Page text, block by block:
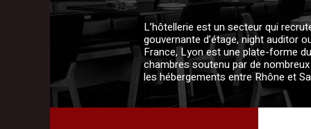
L’hôtellerie est un secteur qui
gouvernante d’étage, night auditor
France, Lyon est une plate-forme
chambres soutenu par de
les hébergements entre Rhône et